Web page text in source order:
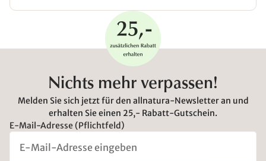
Nichts mehr verpassen!
Melden Sie sich jetzt für den allnatura-Newsletter an und
erhalten Sie einen 25,- Rabatt-Gutschein.
E-Mail-Adresse (Pflichtfeld)